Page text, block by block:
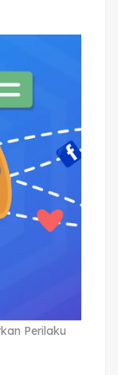
Perilaku